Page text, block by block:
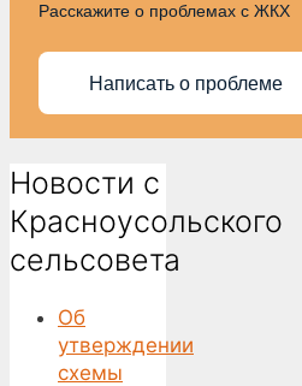
Расскажите о проблемах с ЖКХ
Написать о проблеме
Новости с
Красноусольского
сельсовета
Об
утверждении
схемы